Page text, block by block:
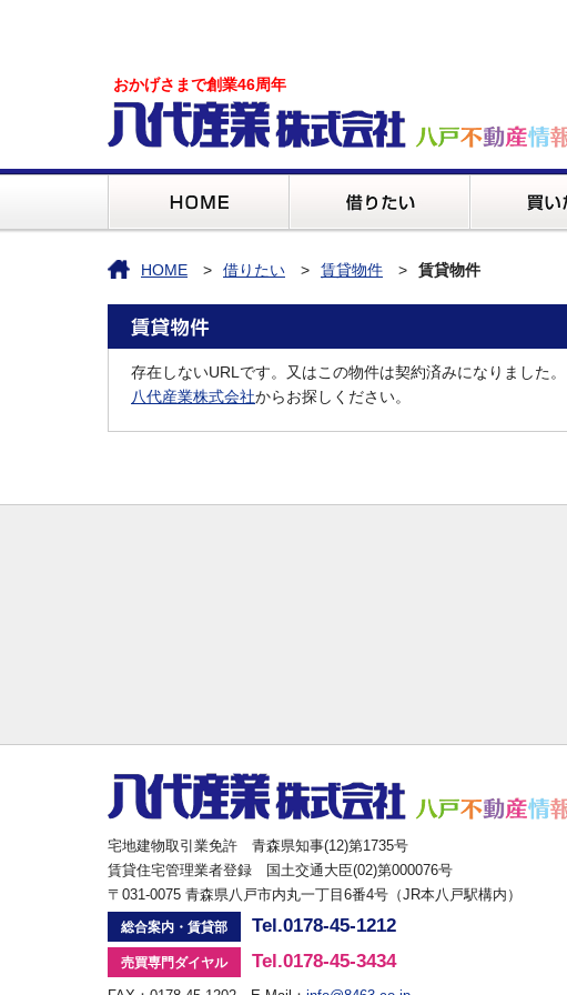
おかげさまで創業46周年
HOME 借りたい 賃貸物件 賃貸物件
存在しないURLです。又はこの物件は契約済みになりました。
八代産業株式会社からお探しください。
宅地建物取引業免許 青森県知事(12)第1735号
賃貸住宅管理業者登録 国土交通大臣(02)第000076号
〒031-0075 青森県八戸市内丸一丁目6番4号（JR本八戸駅構内）
総合案内・賃貸部 Tel.0178-45-1212
売買専門ダイヤル Tel.0178-45-3434